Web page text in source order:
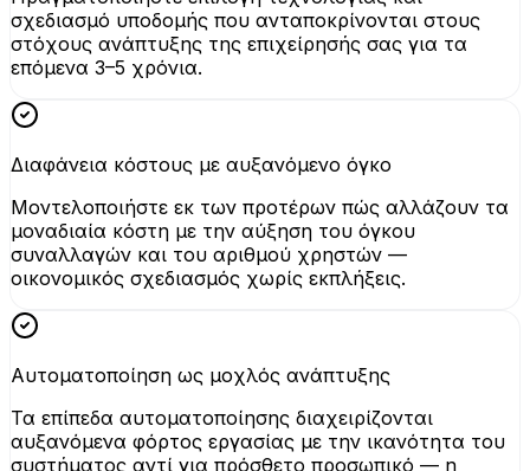
σχεδιασμό υποδομής που ανταποκρίνονται στους
στόχους ανάπτυξης της επιχείρησής σας για τα
επόμενα 3–5 χρόνια.
Διαφάνεια κόστους με αυξανόμενο όγκο
Μοντελοποιήστε εκ των προτέρων πώς αλλάζουν τα
μοναδιαία κόστη με την αύξηση του όγκου
συναλλαγών και του αριθμού χρηστών —
οικονομικός σχεδιασμός χωρίς εκπλήξεις.
Αυτοματοποίηση ως μοχλός ανάπτυξης
Τα επίπεδα αυτοματοποίησης διαχειρίζονται
αυξανόμενα φόρτος εργασίας με την ικανότητα του
συστήματος αντί για πρόσθετο προσωπικό — η